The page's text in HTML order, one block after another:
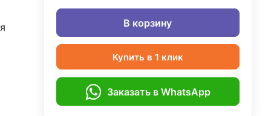
В корзину
Купить в 1 клик
Заказать в WhatsApp